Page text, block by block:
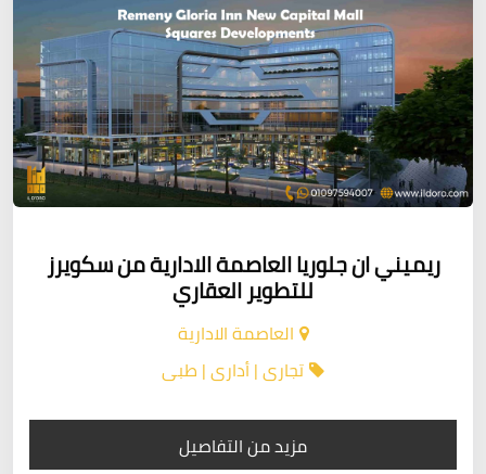
ريميني ان جلوريا العاصمة الادارية من سكويرز
للتطوير العقاري
العاصمة الادارية
تجارى | أدارى | طبى
مزيد من التفاصيل